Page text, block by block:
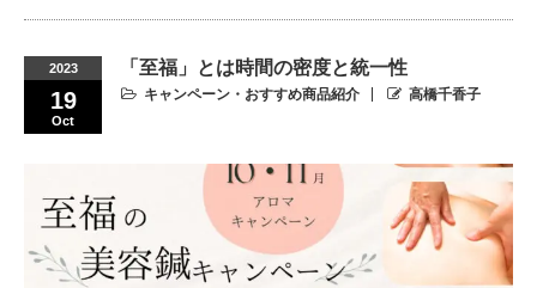
2023
19
Oct
「至福」とは時間の密度と統一性
キャンペーン・おすすめ商品紹介 高橋千香子